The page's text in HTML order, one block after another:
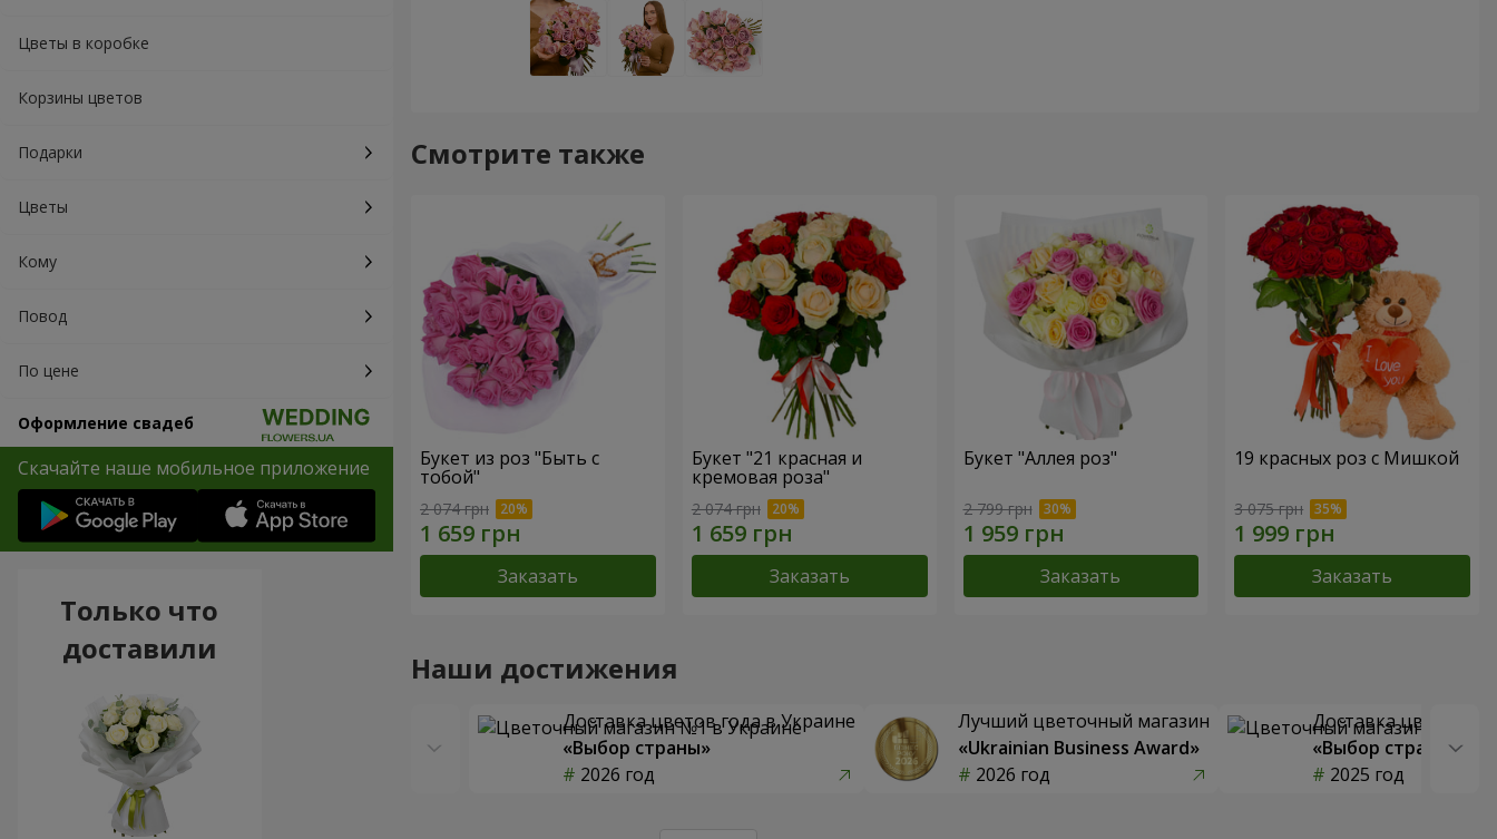
Цветы в коробке
Корзины цветов
Подарки
Цветы
Кому
Повод
По цене
Оформление свадеб
Скачайте наше мобильное приложение
Смотрите также
Букет из роз "Быть с
тобой"
2 074 грн
Заказать
Букет "21 красная и
кремовая роза"
2 074 грн
Заказать
Букет "Аллея роз"
2 799 грн
Заказать
19 красных роз с Мишкой
3 075 грн
Заказать
Наши достижения
Доставка цветов года в Украине
«Выбор страны»
2026 год
Лучший цветочный магазин
«Ukrainian Business Award»
2026 год
Доставка цветов
«Выбор страны»
2025 год
Только что
доставили